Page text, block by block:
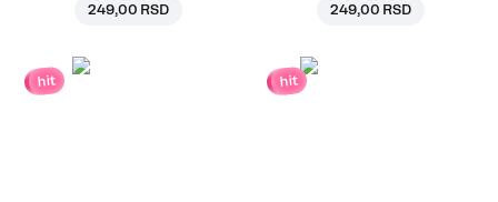
249,00 RSD 249,00 RSD
hit hit